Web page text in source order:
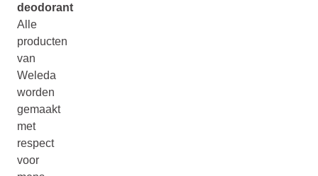
deodorant
Alle
producten
van
Weleda
worden
gemaakt
met
respect
voor